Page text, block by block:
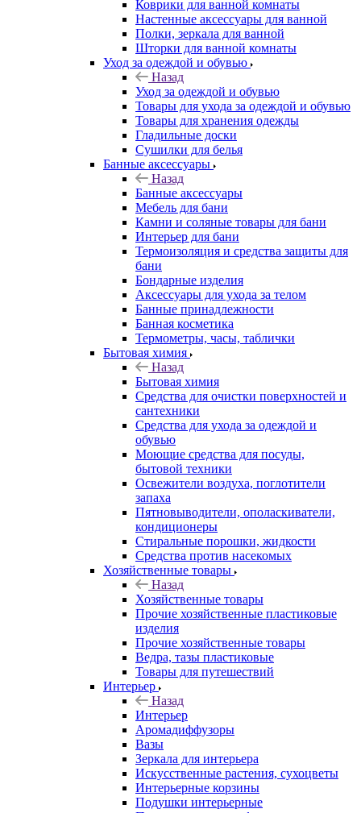
Коврики для ванной комнаты
Настенные аксессуары для ванной
Полки, зеркала для ванной
Шторки для ванной комнаты
Уход за одеждой и обувью
Назад
Уход за одеждой и обувью
Товары для ухода за одеждой и обувью
Товары для хранения одежды
Гладильные доски
Сушилки для белья
Банные аксессуары
Назад
Банные аксессуары
Мебель для бани
Камни и соляные товары для бани
Интерьер для бани
Термоизоляция и средства защиты для
бани
Бондарные изделия
Аксеcсуары для ухода за телом
Банные принадлежности
Банная косметика
Термометры, часы, таблички
Бытовая химия
Назад
Бытовая химия
Средства для очистки поверхностей и
сантехники
Средства для ухода за одеждой и
обувью
Моющие средства для посуды,
бытовой техники
Освежители воздуха, поглотители
запаха
Пятновыводители, ополаскиватели,
кондиционеры
Стиральные порошки, жидкости
Средства против насекомых
Хозяйственные товары
Назад
Хозяйственные товары
Прочие хозяйственные пластиковые
изделия
Прочие хозяйственные товары
Ведра, тазы пластиковые
Товары для путешествий
Интерьер
Назад
Интерьер
Аромадиффузоры
Вазы
Зеркала для интерьера
Искусственные растения, сухоцветы
Интерьерные корзины
Подушки интерьерные